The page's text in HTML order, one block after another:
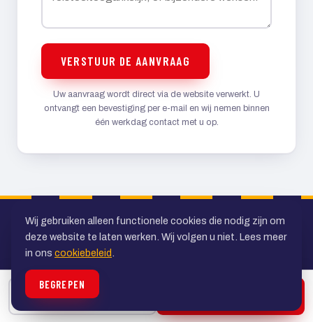
VERSTUUR DE AANVRAAG
Uw aanvraag wordt direct via de website verwerkt. U
ontvangt een bevestiging per e-mail en wij nemen binnen
één werkdag contact met u op.
Uw specialist in personenvervoer in de
regio Utrecht. Al ruim veertig jaar
Wij gebruiken alleen functionele cookies die nodig zijn om
deze website te laten werken. Wij volgen u niet. Lees meer
in ons cookiebeleid
BEGREPEN
BELLEN